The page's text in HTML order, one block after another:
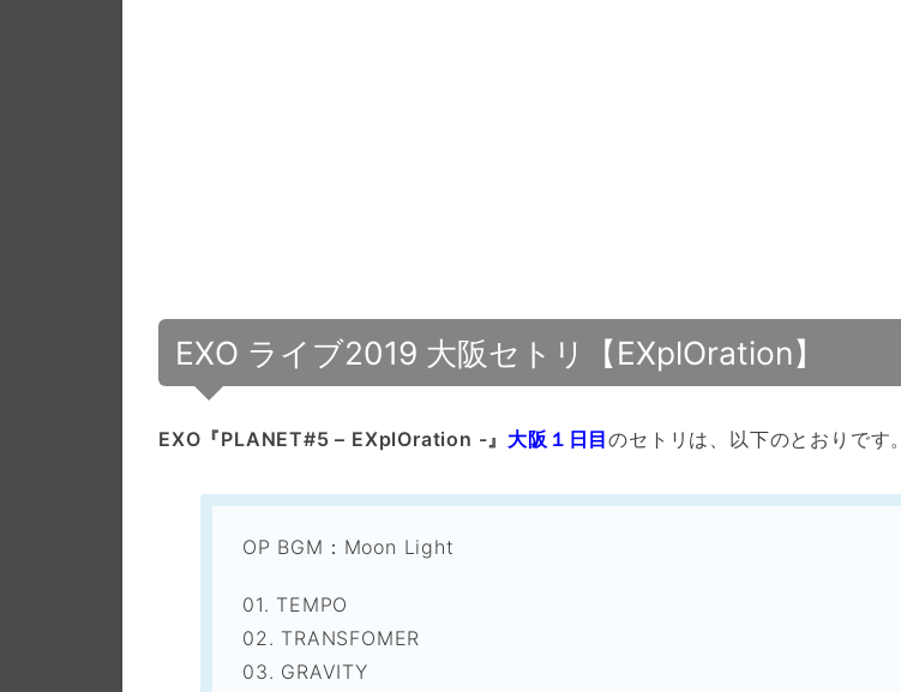
EXO ライブ2019 大阪セトリ【EXplOration】
EXO『PLANET#5 – EXplOration -』 大阪１日目のセトリは、以下のとおりです。
OP BGM：Moon Light
01. TEMPO
02. TRANSFOMER
03. GRAVITY